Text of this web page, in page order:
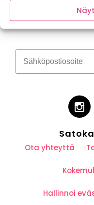
Tilaa
Ota yhteyttä
Hallinnoi